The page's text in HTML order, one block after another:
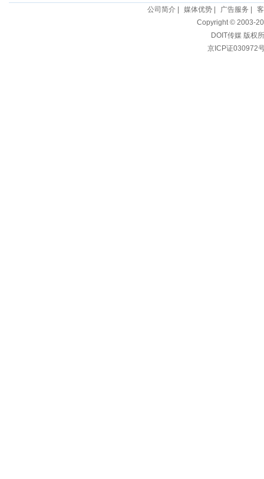
公司简介| 媒体优势| 广告服务
Copyright © 2003-
DOIT传媒 版权
京ICP证030972